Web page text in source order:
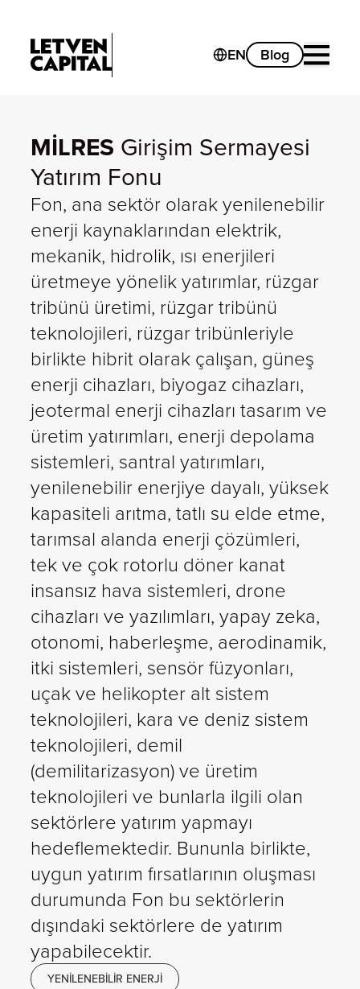
EN Blog
MİLRES Girişim Sermayesi
Yatırım Fonu
Fon, ana sektör olarak yenilenebilir
enerji kaynaklarından elektrik,
mekanik, hidrolik, ısı enerjileri
üretmeye yönelik yatırımlar, rüzgar
tribünü üretimi, rüzgar tribünü
teknolojileri, rüzgar tribünleriyle
birlikte hibrit olarak çalışan, güneş
enerji cihazları, biyogaz cihazları,
jeotermal enerji cihazları tasarım ve
üretim yatırımları, enerji depolama
sistemleri, santral yatırımları,
yenilenebilir enerjiye dayalı, yüksek
kapasiteli arıtma, tatlı su elde etme,
tarımsal alanda enerji çözümleri,
tek ve çok rotorlu döner kanat
insansız hava sistemleri, drone
cihazları ve yazılımları, yapay zeka,
otonomi, haberleşme, aerodinamik,
itki sistemleri, sensör füzyonları,
uçak ve helikopter alt sistem
teknolojileri, kara ve deniz sistem
teknolojileri, demil
(demilitarizasyon) ve üretim
teknolojileri ve bunlarla ilgili olan
sektörlere yatırım yapmayı
hedeflemektedir. Bununla birlikte,
uygun yatırım fırsatlarının oluşması
durumunda Fon bu sektörlerin
dışındaki sektörlere de yatırım
yapabilecektir.
YENILENEBILIR ENERJI